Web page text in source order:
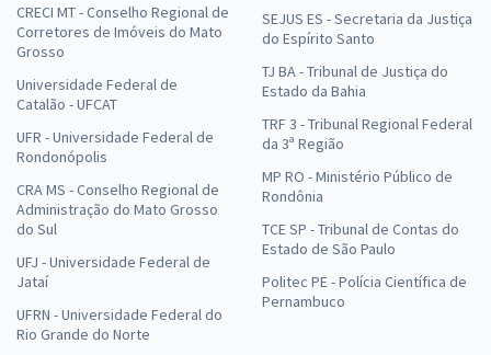
CRECI MT - Conselho Regional de
Corretores de Imóveis do Mato
Grosso
Universidade Federal de
Catalão - UFCAT
UFR - Universidade Federal de
Rondonópolis
CRA MS - Conselho Regional de
Administração do Mato Grosso
do Sul
UFJ - Universidade Federal de
Jataí
UFRN - Universidade Federal do
Rio Grande do Norte
SEJUS ES - Secretaria da Justiça
do Espírito Santo
TJ BA - Tribunal de Justiça do
Estado da Bahia
TRF 3 - Tribunal Regional Federal
da 3ª Região
MP RO - Ministério Público de
Rondônia
TCE SP - Tribunal de Contas do
Estado de São Paulo
Politec PE - Polícia Científica de
Pernambuco